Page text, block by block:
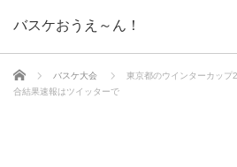
バスケおうえ～ん！
ホーム バスケ大会
東京都のウインターカッ
合結果速報はツイッターで